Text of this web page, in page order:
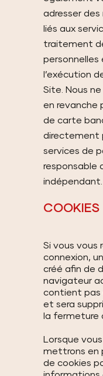
adresser
liés aux
traitement
personnelles
l’exécution
Site. Nous
en revanche
de carte
directement
services de
responsable
indépendant.
COOKIES
Si vous vous
connexion,
créé afin de
navigateur
contient pas
et sera
la fermeture
Lorsque
mettrons en
de cookies